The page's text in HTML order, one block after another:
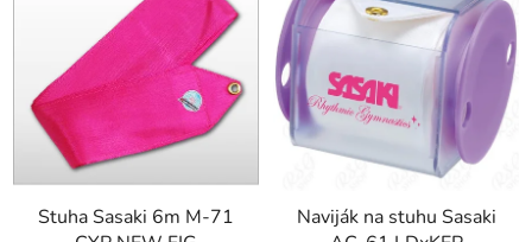
Stuha Sasaki 6m M-71
Naviják na stuhu Sasaki